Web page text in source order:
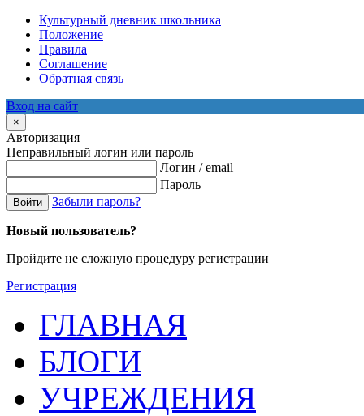
Культурный дневник школьника
Положение
Правила
Соглашение
Обратная связь
Вход на сайт
×
Авторизация
Неправильный логин или пароль
Логин / email
Пароль
Войти Забыли пароль?
Новый пользователь?
Пройдите не сложную процедуру регистрации
Регистрация
ГЛАВНАЯ
БЛОГИ
УЧРЕЖДЕНИЯ